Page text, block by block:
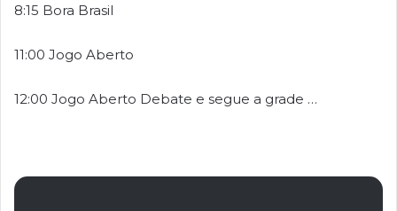
8:15 Bora Brasil
11:00 Jogo Aberto
12:00 Jogo Aberto Debate e segue a grade …